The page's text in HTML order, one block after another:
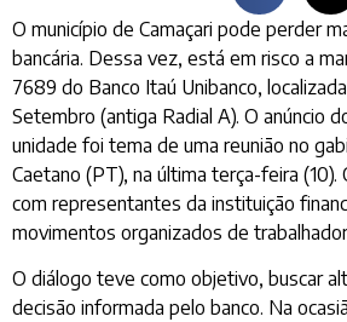
O município de Camaçari pode perder
bancária. Dessa vez, está em risco a
7689 do Banco Itaú Unibanco,
Setembro (antiga Radial A). O anúncio
unidade foi tema de uma reunião no
Caetano (PT), na última terça-feira
com representantes da instituição
movimentos organizados de
O diálogo teve como objetivo, buscar
decisão informada pelo banco. Na